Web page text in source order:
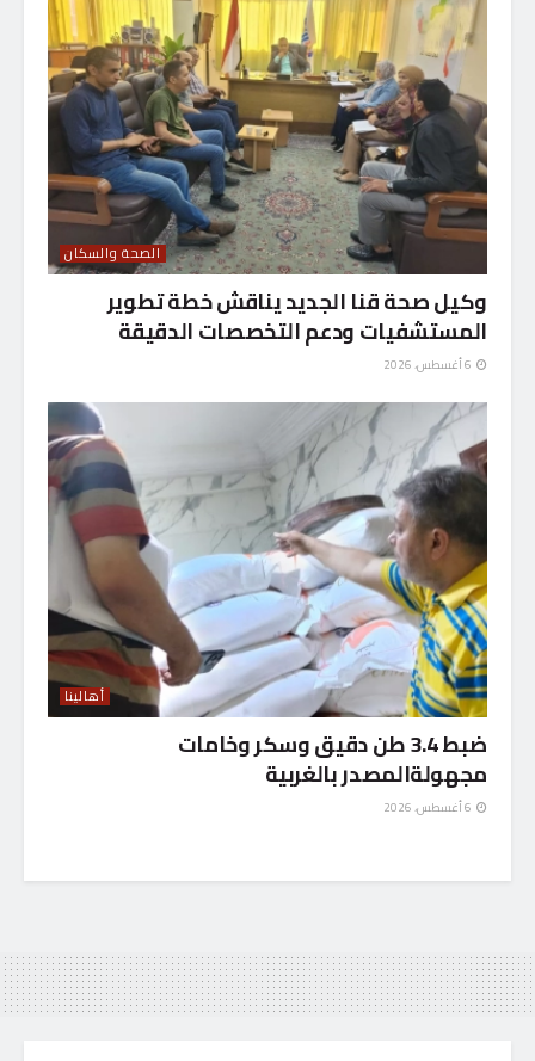
الصحة والسكان
وكيل صحة قنا الجديد يناقش خطة تطوير
المستشفيات ودعم التخصصات الدقيقة
أهالينا
ضبط 3.4 طن دقيق وسكر وخامات
مجهولةالمصدر بالغربية